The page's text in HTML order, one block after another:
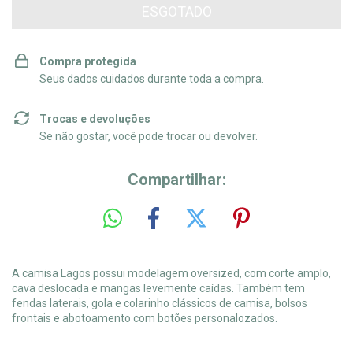
Compra protegida
Seus dados cuidados durante toda a compra.
Trocas e devoluções
Se não gostar, você pode trocar ou devolver.
Compartilhar:
A camisa Lagos possui modelagem oversized, com corte amplo,
cava deslocada e mangas levemente caídas. Também tem
fendas laterais, gola e colarinho clássicos de camisa, bolsos
frontais e abotoamento com botões personalozados.